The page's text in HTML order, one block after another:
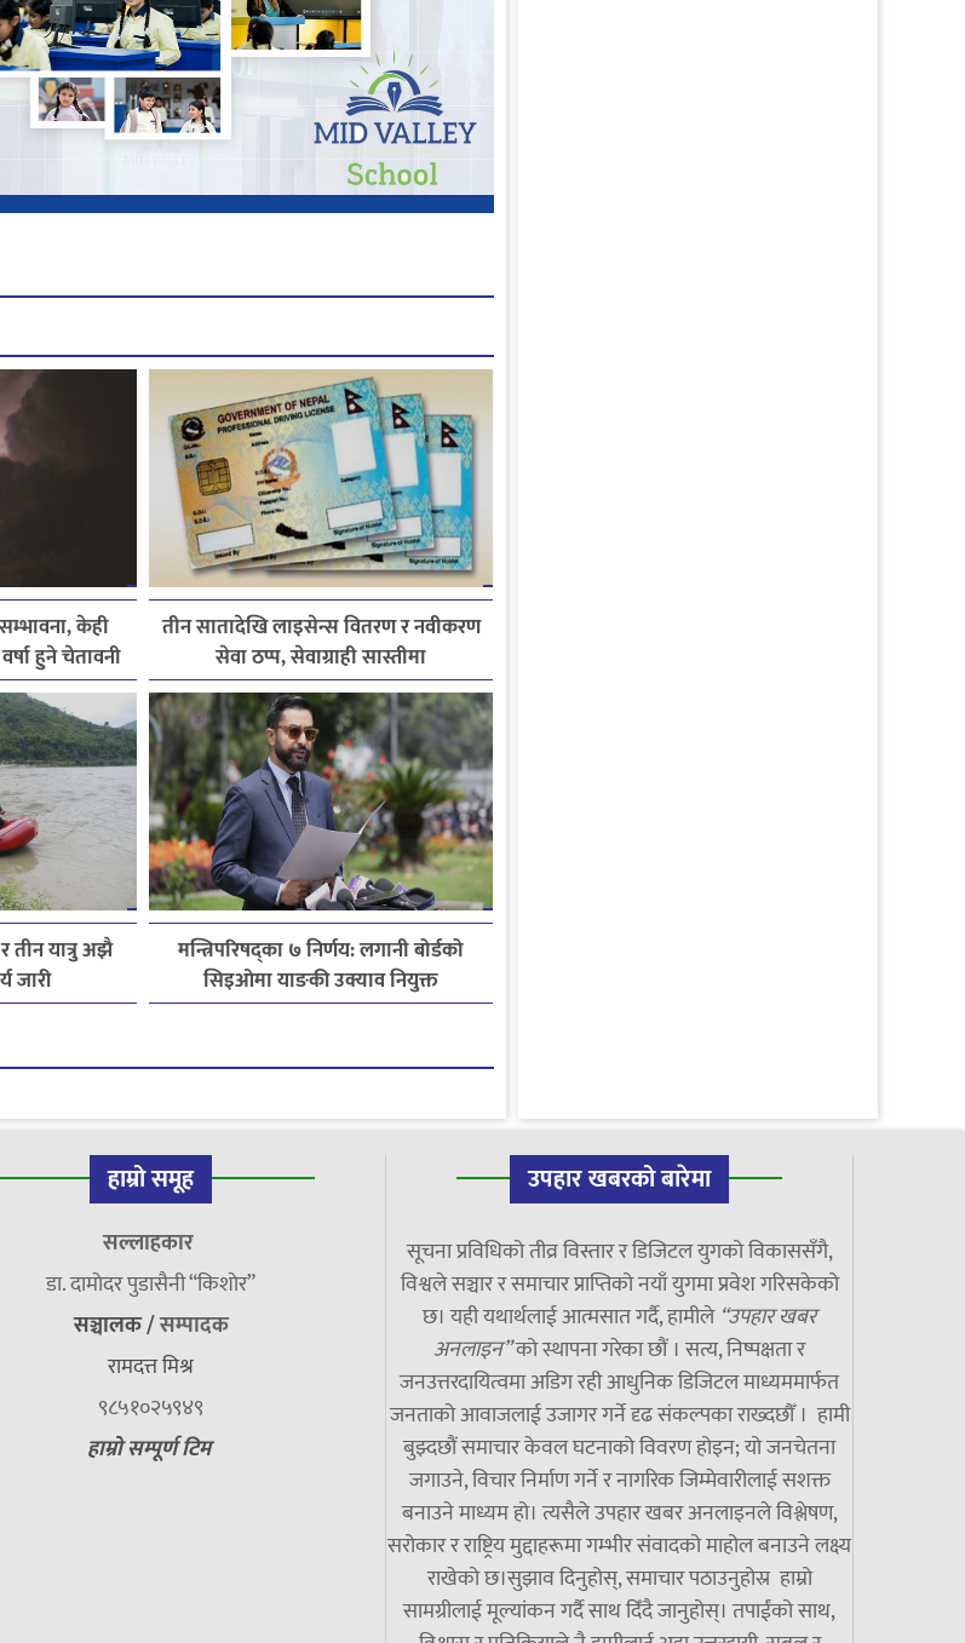
केही
हुने चेतावनी
तीन सातादेखि लाइसेन्स वितरण र नवीकरण
सेवा ठप्प, सेवाग्राही सास्तीमा
यात्रु अझै
जारी
मन्त्रिपरिषद्का ७ निर्णय: लगानी बोर्डको
सिइओमा याङकी उक्याव नियुक्त
हाम्रो समूह
सल्लाहकार
डा. दामाेदर पुडासैनी “किशाेर”
सञ्चालक /सम्पादक
रामदत्त मिश्र
९८५१०२५९४९
हाम्रो सम्पूर्ण टिम
उपहार खबरको बारेमा
सूचना प्रविधिको तीव्र विस्तार र डिजिटल युगको विकाससँगै,
विश्वले सञ्चार र समाचार प्राप्तिको नयाँ युगमा प्रवेश गरिसकेको
छ। यही यथार्थलाई आत्मसात गर्दै, हामीले “उपहार खबर
अनलाइन”को स्थापना गरेका छौं । सत्य, निष्पक्षता र
जनउत्तरदायित्वमा अडिग रही आधुनिक डिजिटल माध्यममार्फत
जनताको आवाजलाई उजागर गर्ने दृढ संकल्पका राख्दछौँ । हामी
बुझ्दछौं समाचार केवल घटनाको विवरण होइन; यो जनचेतना
जगाउने, विचार निर्माण गर्ने र नागरिक जिम्मेवारीलाई सशक्त
बनाउने माध्यम हो। त्यसैले उपहार खबर अनलाइनले विश्लेषण,
सरोकार र राष्ट्रिय मुद्दाहरूमा गम्भीर संवादको माहोल बनाउने लक्ष्य
राखेको छ।सुझाव दिनुहोस्, समाचार पठाउनुहोस्र हाम्रो
सामग्रीलाई मूल्यांकन गर्दै साथ दिँदै जानुहोस्। तपाईंको साथ,